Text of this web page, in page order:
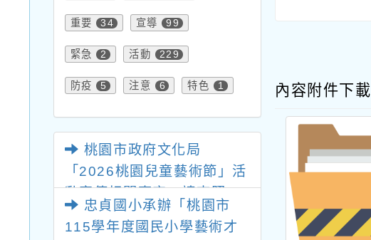
重要 34 宣導 99
緊急 2 活動 229
防疫 5 注意 6 特色 1
桃園市政府文化局
「2026桃園兒童藝術節」活
動宣傳相關事宜，請查照。
忠貞國小承辦「桃園市
115學年度國民小學藝術才
內容附件下載